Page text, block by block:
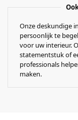
Onze deskundige
persoonlijk te
voor uw interieur.
statementstuk of
professionals
maken.